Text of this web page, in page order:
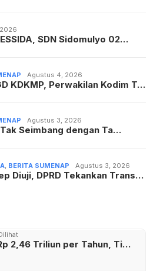
SDN Sidomulyo 02…
Agustus 4, 2026
KDKMP, Perwakilan Kodim T…
Agustus 3, 2026
Seimbang dengan Ta…
, BERITA SUMENAP Agustus 3, 2026
Diuji, DPRD Tekankan Trans…
2,46 Triliun per Tahun, Ti…